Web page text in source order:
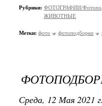
Рубрики: ФОТОГРАФИИ/
ЖИВОТНЫЕ
Метки: фото фотоподборки
Среда, 12 Мая 2021